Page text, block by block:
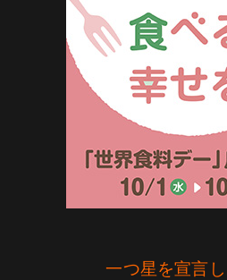
一つ星を宣言し